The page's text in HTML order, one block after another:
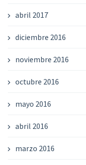
abril 2017
diciembre 2016
noviembre 2016
octubre 2016
mayo 2016
abril 2016
marzo 2016